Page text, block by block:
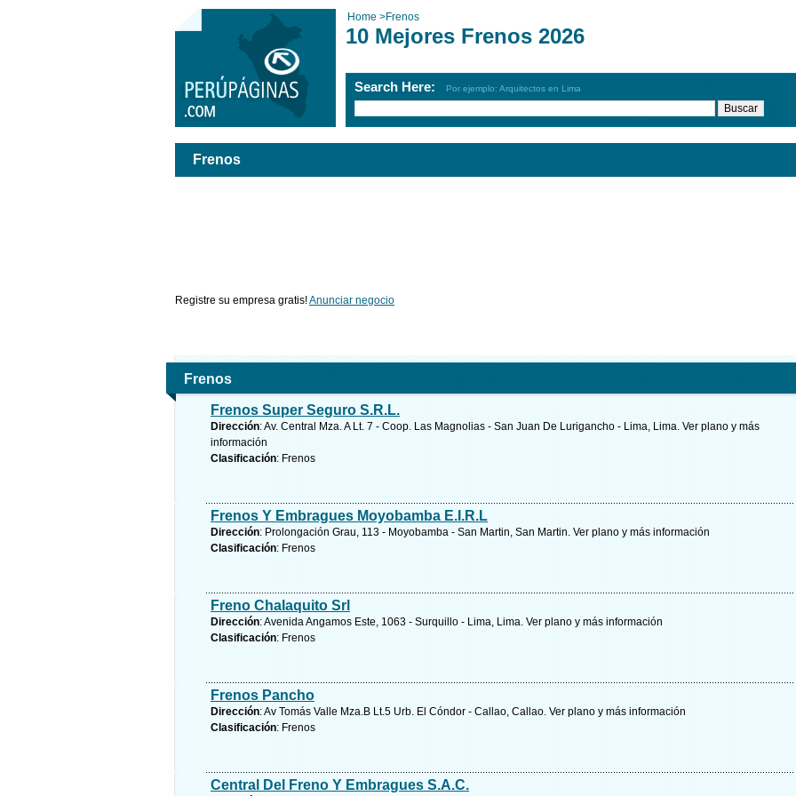
Home >Frenos
10 Mejores Frenos 2026
Search Here: Por ejemplo: Arquitectos en Lima
Frenos
Registre su empresa gratis!Anunciar negocio
Frenos
Frenos Super Seguro S.R.L.
Dirección: Av. Central Mza. A Lt. 7 - Coop. Las Magnolias - San Juan De Lurigancho - Lima, Lima. Ver plano y más
información
Clasificación: Frenos
Frenos Y Embragues Moyobamba E.I.R.L
Dirección: Prolongación Grau, 113 - Moyobamba - San Martin, San Martin. Ver plano y más información
Clasificación: Frenos
Freno Chalaquito Srl
Dirección: Avenida Angamos Este, 1063 - Surquillo - Lima, Lima. Ver plano y más información
Clasificación: Frenos
Frenos Pancho
Dirección: Av Tomás Valle Mza.B Lt.5 Urb. El Cóndor - Callao, Callao. Ver plano y más información
Clasificación: Frenos
Central Del Freno Y Embragues S.A.C.